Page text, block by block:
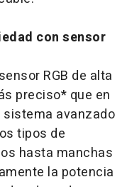
con sensor
RGB de alta
preciso* que en
avanzado
tipos de
hasta manchas
la potencia